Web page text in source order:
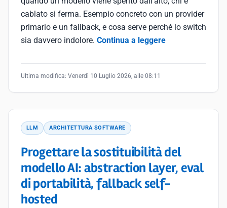
cablato si ferma. Esempio concreto con un provider
primario e un fallback, e cosa serve perché lo switch
sia davvero indolore. Continua a leggere
Ultima modifica: Venerdì 10 Luglio 2026, alle 08:11
LLM ARCHITETTURA SOFTWARE
Progettare la sostituibilità del
modello AI: abstraction layer, eval
di portabilità, fallback self-
hosted